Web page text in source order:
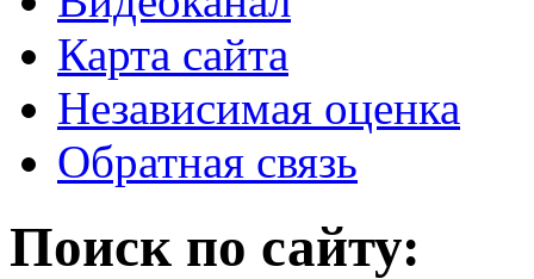
Карта сайта
Независимая оценка
Обратная связь
Поиск по сайту: